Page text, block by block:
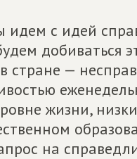
с идей
добиваться
—
жизни,
на